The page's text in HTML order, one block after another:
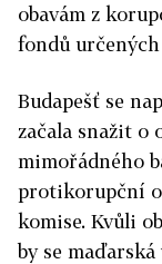
obavám z
fondů
Budapešť se
začala snažit o
mimořádného
protikorupční
komise. Kvůli
by se